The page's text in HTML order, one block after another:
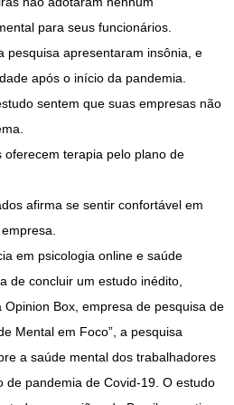
para seus funcionários.
pesquisa apresentaram insônia, e
após o início da pandemia.
sentem que suas empresas não
oferecem terapia pelo plano de
afirma se sentir confortável em
em psicologia online e saúde
de concluir um estudo inédito,
Box, empresa de pesquisa de
Mental em Foco”, a pesquisa
a saúde mental dos trabalhadores
de pandemia de Covid-19. O estudo